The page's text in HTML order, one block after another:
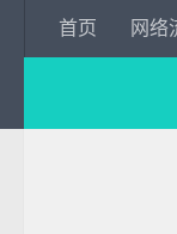
首页 网络